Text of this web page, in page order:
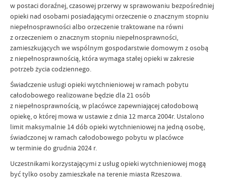
w postaci doraźnej, czasowej przerwy w sprawowaniu bezpośredniej
opieki nad osobami posiadającymi orzeczenie o znacznym stopniu
niepełnosprawności albo orzeczenie traktowane na równi
z orzeczeniem o znacznym stopniu niepełnosprawności,
zamieszkujących we wspólnym gospodarstwie domowym z osobą
z niepełnosprawnością, która wymaga stałej opieki w zakresie
potrzeb życia codziennego.
Świadczenie usługi opieki wytchnieniowej w ramach pobytu
całodobowego realizowane będzie dla 21 osób
z niepełnosprawnością, w placówce zapewniającej całodobową
opiekę, o której mowa w ustawie z dnia 12 marca 2004r. Ustalono
limit maksymalnie 14 dób opieki wytchnieniowej na jedną osobę,
świadczonej w ramach całodobowego pobytu w placówce
w terminie do grudnia 2024 r.
Uczestnikami korzystającymi z usług opieki wytchnieniowej mogą
być tylko osoby zamieszkałe na terenie miasta Rzeszowa.